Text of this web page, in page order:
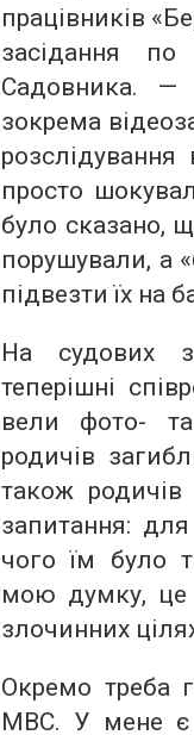
працівників
засідання по
Садовника. —
зокрема
просто
було сказано,
порушували, а
підвезти їх на
На судових
теперішні
вели фото-
родичів
також
запитання:
чого їм було
мою думку, це
злочинних
Окремо треба
МВС. У мене є